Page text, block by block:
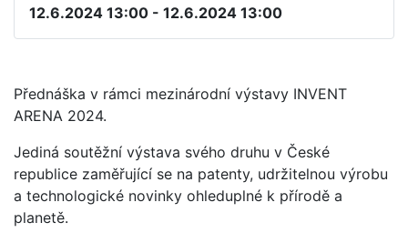
12.6.2024 13:00 - 12.6.2024 13:00
Přednáška v rámci mezinárodní výstavy INVENT
ARENA 2024.
Jediná soutěžní výstava svého druhu v České
republice zaměřující se na patenty, udržitelnou výrobu
a technologické novinky ohleduplné k přírodě a
planetě.